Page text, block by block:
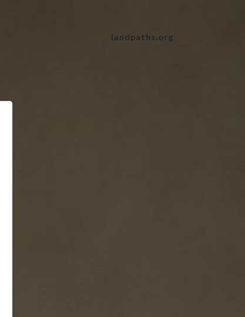
landpaths.org